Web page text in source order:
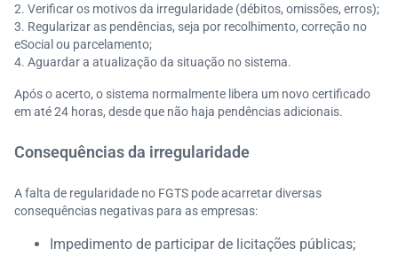
Verificar os motivos da irregularidade (débitos, omissões, erros);
Regularizar as pendências, seja por recolhimento, correção no
eSocial ou parcelamento;
Aguardar a atualização da situação no sistema.
Após o acerto, o sistema normalmente libera um novo certificado
em até 24 horas, desde que não haja pendências adicionais.
Consequências da irregularidade
A falta de regularidade no FGTS pode acarretar diversas
consequências negativas para as empresas:​
Impedimento de participar de licitações públicas;